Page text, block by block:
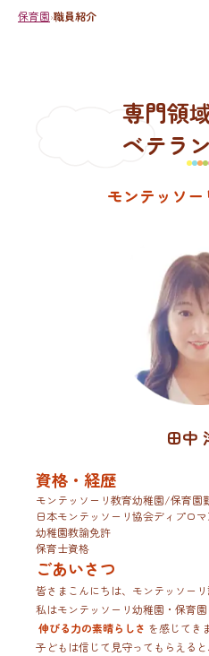
保育園 職員紹介
専門領
ベテラ
モンテッソ
田中
資格・経歴
モンテッソーリ教育幼稚園/保育園
日本モンテッソーリ協会ディプロ
幼稚園教諭免許
保育士資格
ごあいさつ
皆さまこんにちは、モンテッソー
私はモンテッソーリ幼稚園・保育
伸びる力の素晴らしさ を感じてき
子どもは信じて見守ってもらえると